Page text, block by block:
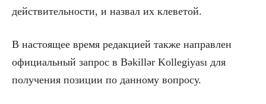
действительности, и назвал их клеветой.
В настоящее время редакцией также направлен
официальный запрос в Вəkillər Kollegiyası для
получения позиции по данному вопросу.